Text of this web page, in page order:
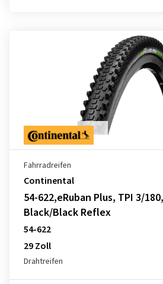
Fahrradreifen
Continental
54-622,eRuban Plus, TPI 3/
Black/Black Reflex
54-622
29 Zoll
Drahtreifen